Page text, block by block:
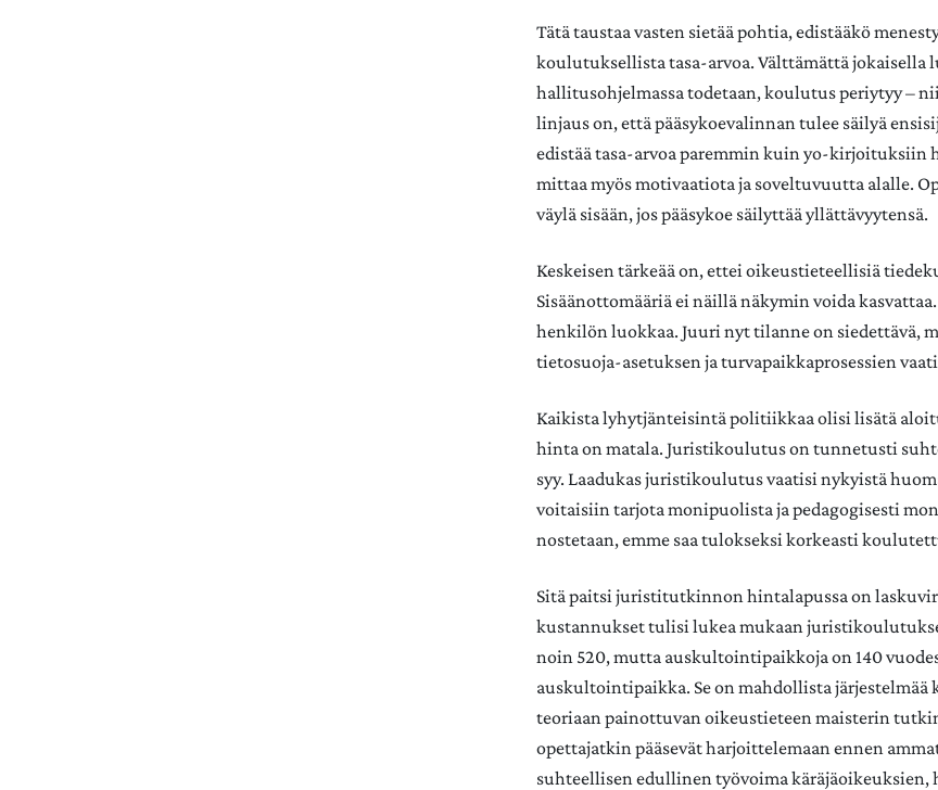
Tätä taustaa vasten sietää pohtia, edistääkö
koulutuksellista tasa-arvoa. Välttämättä
hallitusohjelmassa todetaan, koulutus periytyy –
linjaus on, että pääsykoevalinnan tulee säilyä
edistää tasa-arvoa paremmin kuin yo-kirjoituksiin
mittaa myös motivaatiota ja soveltuvuutta alalle.
väylä sisään, jos pääsykoe säilyttää yllättävyytensä.
Keskeisen tärkeää on, ettei oikeustieteellisiä
Sisäänottomääriä ei näillä näkymin voida
henkilön luokkaa. Juuri nyt tilanne on siedettävä,
tietosuoja-asetuksen ja turvapaikkaprosessien
Kaikista lyhytjänteisintä politiikkaa olisi lisätä
hinta on matala. Juristikoulutus on tunnetusti
syy. Laadukas juristikoulutus vaatisi nykyistä
voitaisiin tarjota monipuolista ja pedagogisesti
nostetaan, emme saa tulokseksi korkeasti
Sitä paitsi juristitutkinnon hintalapussa on
kustannukset tulisi lukea mukaan
noin 520, mutta auskultointipaikkoja on 140
auskultointipaikka. Se on mahdollista
teoriaan painottuvan oikeustieteen maisterin
opettajatkin pääsevät harjoittelemaan ennen
suhteellisen edullinen työvoima